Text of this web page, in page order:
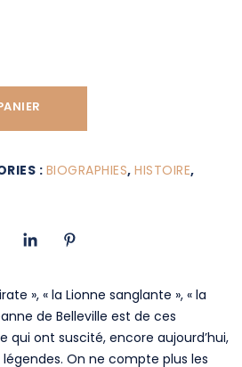
: BIOGRAPHIES,HISTOIRE,
», « la Lionne sanglante », « la
de Belleville est de ces
qui ont suscité, encore aujourd’hui,
On ne compte plus les